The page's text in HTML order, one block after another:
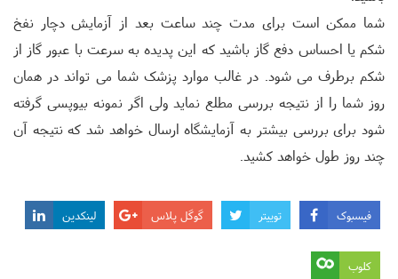
شما ممکن است برای مدت چند ساعت بعد از آزمایش دچار نفخ
شکم یا احساس دفع گاز باشید که این پدیده به سرعت با عبور گاز از
شکم برطرف می شود. در غالب موارد پزشک شما می تواند در همان
روز شما را از نتیجه بررسی مطلع نماید ولی اگر نمونه بیوپسی گرفته
شود برای بررسی بیشتر به آزمایشگاه ارسال خواهد شد که نتیجه آن
چند روز طول خواهد کشید.
فیسبوک توییتر گوگل پلاس لینکدین
کلوب